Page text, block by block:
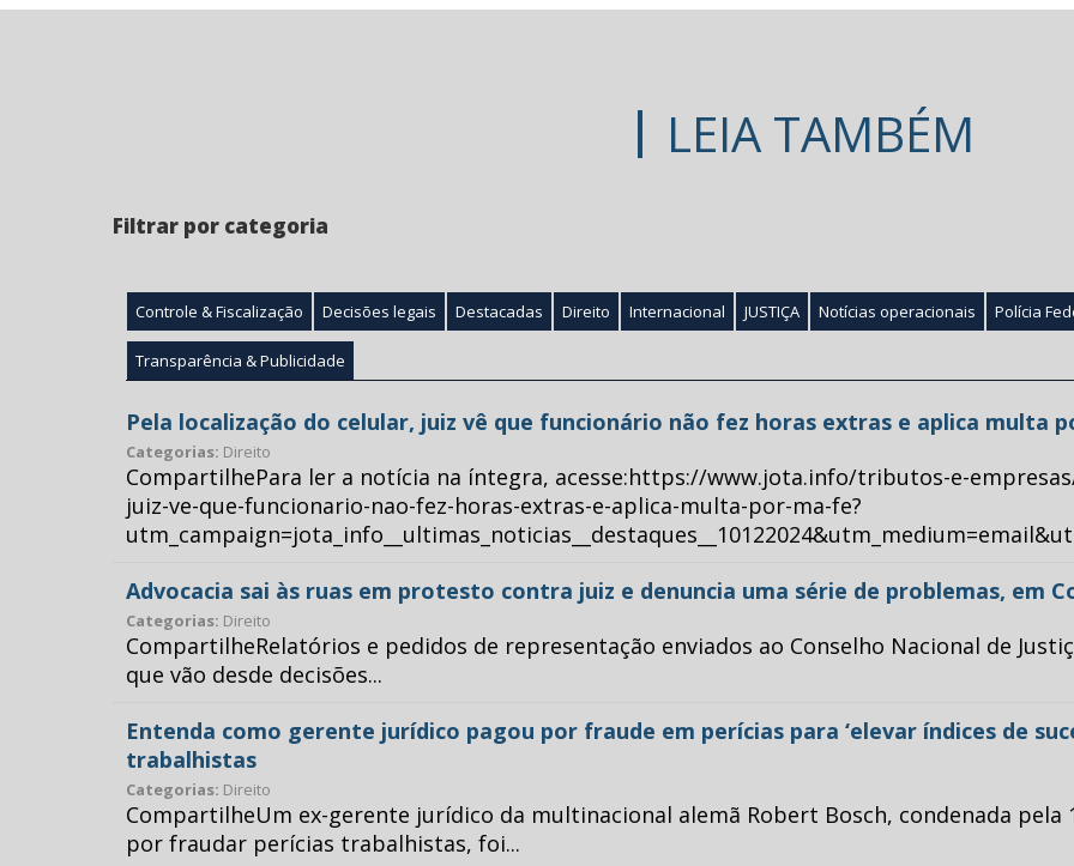
LEIA TAMBÉM
Filtrar por categoria
Controle & Fiscalização Decisões legais Destacadas Direito Internacional JUSTIÇA Notícias operacionais Polícia
Transparência & Publicidade
Pela localização do celular, juiz vê que funcionário não fez horas extras e aplica multa
Categorias: Direito
CompartilhePara ler a notícia na íntegra, acesse:https://www.jota.info/tributos-e-
juiz-ve-que-funcionario-nao-fez-horas-extras-e-aplica-multa-por-ma-fe?
Advocacia sai às ruas em protesto contra juiz e denuncia uma série de problemas, em
Categorias: Direito
CompartilheRelatórios e pedidos de representação enviados ao Conselho Nacional de
que vão desde decisões...
Entenda como gerente jurídico pagou por fraude em perícias para ‘elevar índices de
trabalhistas
Categorias: Direito
CompartilheUm ex-gerente jurídico da multinacional alemã Robert Bosch, condenada pela
por fraudar perícias trabalhistas, foi...